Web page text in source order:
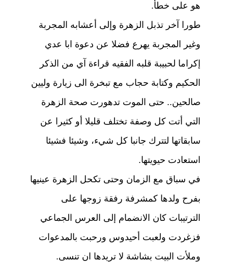
هو على خطأ.
طورا آخر تذبل الزهرة وإلى أعشابه المجربة
وغير المجربة يهرع فضلا عن دعوة ابا عدي
إكراما لحبيبة قلبه الفقيه قراءة آي من الذكر
الحكيم وكتابة حجاب مع تبخرة الى زيارة وليين
صالحين.. حتى الموت تدهورت صحة الزهرة
التي أتت كل وصفة تختلف قليلا أو كثيرا عن
سابقاتها لتترك جانبا كل شيء، وشيئا فشيئا
استعادت حيويتها.
في سباق مع الزمان وحتى تكحل الزهرة عينيها
بفرح ولدها كمشرفة رفقة زوجها على
الترتيبات كان الانضمام إلى العرس الجماعي
فزغردت ولعبت أحيدوس ورحبت بالمدعوات
وملأت البيت بشاشة لا تريدها ان تنسى.